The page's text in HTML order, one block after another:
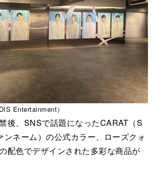
Entertainment）
後、SNSで話題になったCARAT（S
ネーム）の公式カラー、ローズクォ
配色でデザインされた多彩な商品が